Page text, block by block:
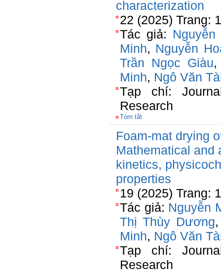
characterization
22 (2025) Trang:
Tác giả:
Minh, Nguyễn
Trần Ngọc Giàu
Minh, Ngô Văn
Tạp chí:
Research
Tóm tắt
Foam-mat drying
Mathematical and
kinetics,
properties
19 (2025) Trang:
Tác giả: Nguyễn
Thị Thùy Dương
Minh, Ngô Văn
Tạp chí:
Research